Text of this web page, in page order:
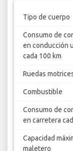
Tipo de cuerpo
Consumo de
en conducción
cada 100 km
Ruedas
Combustible
Consumo de
en carretera
Capacidad
maletero